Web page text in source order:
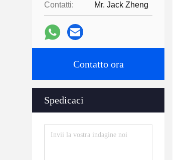
Contatti: Mr. Jack Zheng
Contatto ora
Spedicaci